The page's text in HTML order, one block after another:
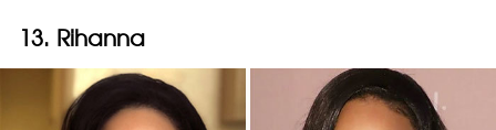
13. Rihanna